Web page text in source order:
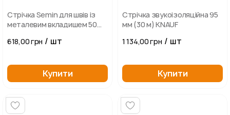
Стрічка Semin для швів із
металевим вкладишем 50
618,00 грн / шт
Купити
Стрічка звукоізоляційна 95
мм (30 м) KNAUF
1 134,00 грн / шт
Купити